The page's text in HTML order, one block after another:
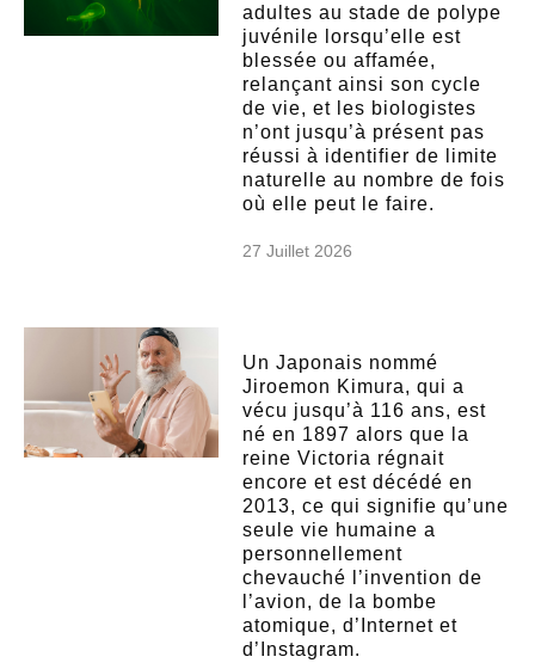
adultes au stade de polype
juvénile lorsqu’elle est
blessée ou affamée,
relançant ainsi son cycle
de vie, et les biologistes
n’ont jusqu’à présent pas
réussi à identifier de limite
naturelle au nombre de fois
où elle peut le faire.
27 Juillet 2026
Un Japonais nommé
Jiroemon Kimura, qui a
vécu jusqu’à 116 ans, est
né en 1897 alors que la
reine Victoria régnait
encore et est décédé en
2013, ce qui signifie qu’une
seule vie humaine a
personnellement
chevauché l’invention de
l’avion, de la bombe
atomique, d’Internet et
d’Instagram.